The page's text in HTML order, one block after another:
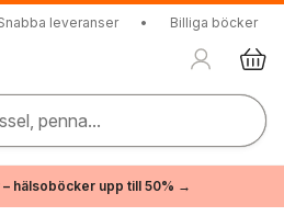
leveranser • Billiga böcker
penna...
– hälsoböcker upp till 50% →